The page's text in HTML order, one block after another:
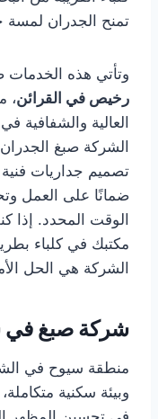
تمنح الجدران لمسة
وتأتي هذه الخدمات
رخيص في القرائن،
العالية والشفافية
الشركة صبغ الجدران
تصميم جداريات
ضمانًا على العمل
الوقت المحدد. إذا
مكتبك في كلباء
الشركة هي الحل
شركة صبغ في
منطقة سيوح في
وبيئة سكنية متكاملة،